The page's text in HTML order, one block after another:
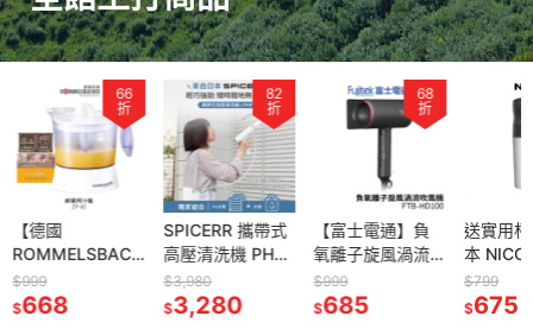
66
折
【德國
ROMMELSBACH
ER 諾曼百赫】 鮮
榨果汁機 ZP 40
$999
$668
82
折
SPICERR 攜帶式
高壓清洗機 PHP-
1 洗車神器 附1M
水管+水袋 | 洗車
槍 | 居家大掃除 |
$3,980
$3,280
68
折
【富士電通】負
氧離子旋風渦流
折疊式吹風機
FTB-HD100
$999
$685
送實用
本
電動研
動咖啡
$799
$675